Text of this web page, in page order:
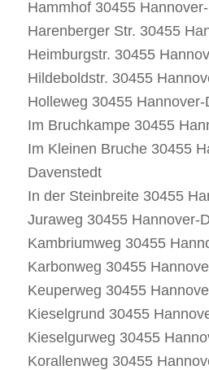
Hammhof 30455
Harenberger Str. 30455
Heimburgstr. 30455
Hildeboldstr. 30455
Holleweg 30455
Im Bruchkampe 30455
Im Kleinen Bruche 30455
Davenstedt
In der Steinbreite 30455
Juraweg 30455 Hannover-
Kambriumweg 30455
Karbonweg 30455
Keuperweg 30455
Kieselgrund 30455
Kieselgurweg 30455
Korallenweg 30455